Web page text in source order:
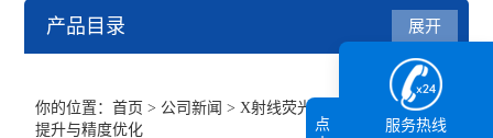
产品目录 展开
你的位置：首页 > 公司新闻 > X射线荧光光谱仪XRF的性能
提升与精度优化
服务热线
点